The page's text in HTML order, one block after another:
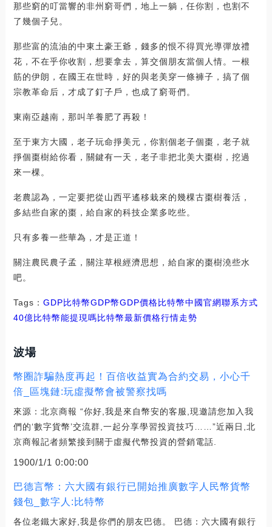
那些窮的叮當響的非州窮哥們，地上一躺，任你割，也割不
了幾個子兒。
那些富的流油的中東土豪王爺，錢多的恨不得買光導彈放禮
花，不在乎你收割，想要拿去，算交個朋友當個人情。一根
筋的伊朗，在國王在世時，好的與老美穿一條褲子，搞了個
宗教革命后，才成了釘子戶，也成了窮哥們。
東南亞越南，那叫羊養肥了再殺！
至于東方大國，老子玩命掙美元，你割個老子個棗，老子就
掙個棗樹給你看，關鍵有一天，老子非把北美大棗樹，挖過
來一棵。
老農認為，一定要把從山西平遙移栽來的幾棵古棗樹養活，
多結些自家的棗，給自家的科技企業多吃些。
只有多養一些華為，才是正道！
關注農民農子孟，關注草根經濟思想，給自家的棗樹澆些水
吧。
Tags： GDP比特幣GDP幣GDP價格比特幣中國官網聯系方式
40億比特幣能提現嗎比特幣最新價格行情走勢
波場
幣圈詐騙熱度再起！百倍收益實為合約交易，小心千
倍_區塊鏈:玩虛擬幣會被警察找嗎
來源：北京商報 “你好,我是來自幣安的客服,現邀請您加入我
們的‘數字貨幣’交流群,一起分享學習投資技巧……”近兩日,北
京商報記者頻繁接到關于虛擬代幣投資的營銷電話.
1900/1/1 0:00:00
巴德言幣：六大國有銀行已開始推廣數字人民幣貨幣
錢包_數字人:比特幣
各位老鐵大家好,我是你們的朋友巴德。 巴德：六大國有銀行